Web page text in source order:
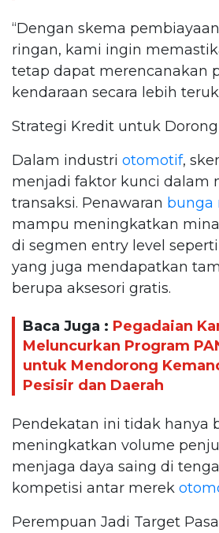
“Dengan skema
ringan, kami ingin
tetap dapat merencanakan
kendaraan secara lebih
Strategi Kredit untuk
Dalam industri otomotif,
menjadi faktor kunci dalam
transaksi. Penawaran bunga
mampu meningkatkan
di segmen entry level seperti
yang juga mendapatkan
berupa aksesori gratis.
Baca Juga : Pegadaian
Meluncurkan Program
untuk Mendorong
Pesisir dan Daerah
Pendekatan ini tidak hanya
meningkatkan volume
menjaga daya saing di
kompetisi antar merek
Perempuan Jadi Target